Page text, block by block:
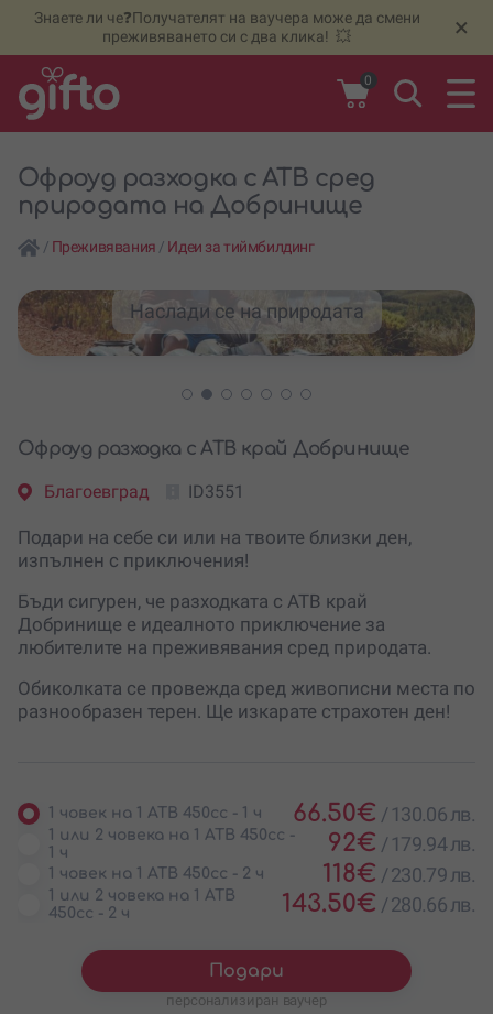
Знаете ли че❓Получателят на ваучера може да смени
преживяването си с два клика! 💥
×
0
Офроуд разходка с АТВ сред
природата на Добринище
/ Преживявания / Идеи за тиймбилдинг
Наслади се на природата
Офроуд разходка с АТВ край Добринище
Благоевград ID3551
Подари на себе си или на твоите близки ден,
изпълнен с приключения!
Бъди сигурен, че разходката с АТВ край
Добринище е идеалното приключение за
любителите на преживявания сред природата.
Обиколката се провежда сред живописни места по
разнообразен терен. Ще изкарате страхотен ден!
1 човек на 1 АТВ 450cc - 1 ч 66.50€ /130.06 лв.
1 или 2 човека на 1 АТВ 450cc -
1 ч
92€ /179.94 лв.
1 човек на 1 АТВ 450cc - 2 ч 118€ /230.79 лв.
1 или 2 човека на 1 АТВ
450cc - 2 ч
143.50€ /280.66 лв.
Подари
персонализиран ваучер